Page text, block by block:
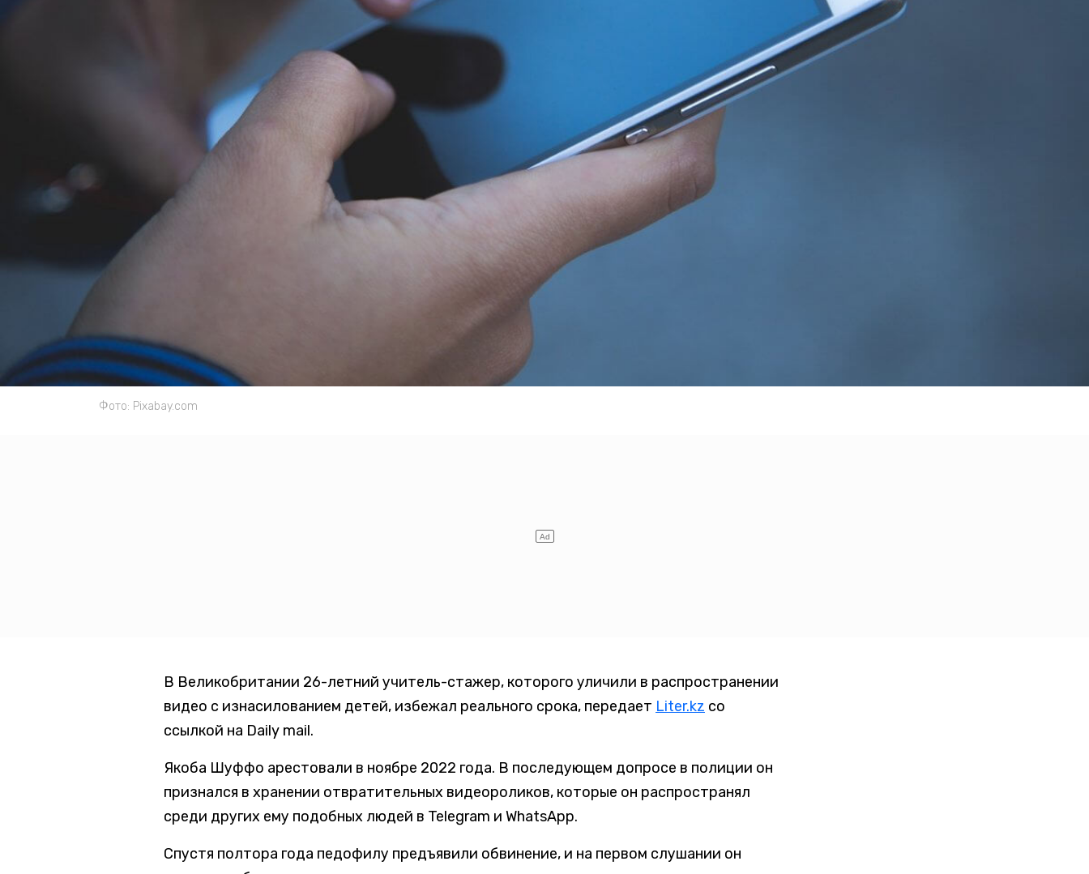
Фото: Pixabay.com
В Великобритании 26-летний учитель-стажер, которого уличили в распространении
видео с изнасилованием детей, избежал реального срока, передает Liter.kz со
ссылкой на Daily mail.
Якоба Шуффо арестовали в ноябре 2022 года. В последующем допросе в полиции он
признался в хранении отвратительных видеороликов, которые он распространял
среди других ему подобных людей в Telegram и WhatsApp.
Спустя полтора года педофилу предъявили обвинение, и на первом слушании он